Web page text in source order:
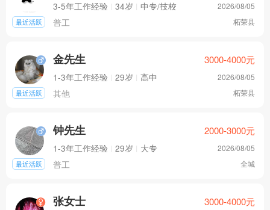
最近活跃
3-5年工作经验 34岁 中专/技校
普工
2026/08/05
柘荣县
最近活跃
金先生
1-3年工作经验 29岁 高中
其他
3000-4000元
2026/08/05
柘荣县
最近活跃
钟先生
1-3年工作经验 29岁 大专
普工
2000-3000元
2026/08/05
全城
张女士 3000-4000元